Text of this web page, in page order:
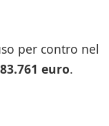
per contro nel
euro.